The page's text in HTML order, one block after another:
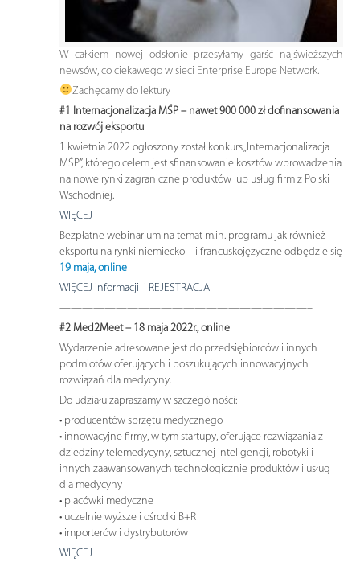
W całkiem nowej odsłonie przesyłamy garść najświeższych
newsów, co ciekawego w sieci Enterprise Europe Network.
Zachęcamy do lektury
#1 Internacjonalizacja MŚP – nawet 900 000 zł dofinansowania
na rozwój eksportu
1 kwietnia 2022 ogłoszony został konkurs „Internacjonalizacja
MŚP”, którego celem jest sfinansowanie kosztów wprowadzenia
na nowe rynki zagraniczne produktów lub usług firm z Polski
Wschodniej.
WIĘCEJ
Bezpłatne webinarium na temat m.in. programu jak również
eksportu na rynki niemiecko – i francuskojęzyczne odbędzie się
19 maja, online
WIĘCEJ informacji i REJESTRACJA
——————————————————————–
#2 Med2Meet – 18 maja 2022r., online
Wydarzenie adresowane jest do przedsiębiorców i innych
podmiotów oferujących i poszukujących innowacyjnych
rozwiązań dla medycyny.
Do udziału zapraszamy w szczególności:
• producentów sprzętu medycznego
• innowacyjne firmy, w tym startupy, oferujące rozwiązania z
dziedziny telemedycyny, sztucznej inteligencji, robotyki i
innych zaawansowanych technologicznie produktów i usług
dla medycyny
• placówki medyczne
• uczelnie wyższe i ośrodki B+R
• importerów i dystrybutorów
WIĘCEJ